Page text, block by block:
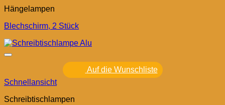
Hängelampen
Blechschirm, 2 Stück
Auf die Wunschliste
Schnellansicht
Schreibtischlampen